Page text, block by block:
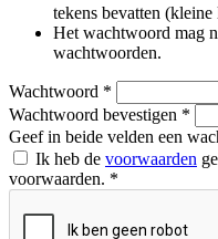
tekens bevatten
Het wachtwoord mag
wachtwoorden.
Wachtwoord *
Wachtwoord bevestigen *
Geef in beide velden een
Ik heb de voorwaarden
voorwaarden. *